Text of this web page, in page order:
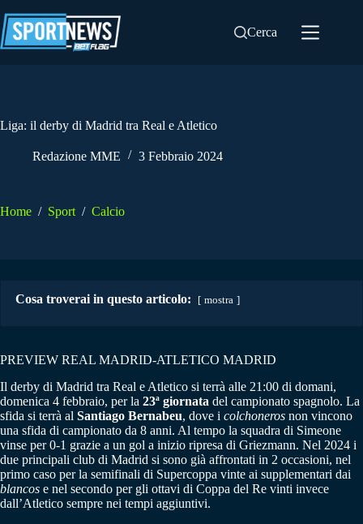
al
contenuto
Cerca
Liga: il derby di Madrid tra Real e Atletico
Redazione MME 3 Febbraio 2024
Home / Sport / Calcio
Cosa troverai in questo articolo: mostra
PREVIEW REAL MADRID-ATLETICO MADRID
Il derby di Madrid tra Real e Atletico si terrà alle 21:00 di domani,
domenica 4 febbraio, per la 23ª giornata del campionato spagnolo. La
sfida si terrà al Santiago Bernabeu, dove i colchoneros non vincono
una sfida di campionato da 8 anni. Al tempo la squadra di Simeone
vinse per 0-1 grazie a un gol a inizio ripresa di Griezmann. Nel 2024 i
due principali club di Madrid si sono già affrontati in 2 occasioni, nel
primo caso per la semifinali di Supercoppa vinte ai supplementari dai
blancos e nel secondo per gli ottavi di Coppa del Re vinti invece
dall’Atletico sempre nei tempi aggiuntivi.